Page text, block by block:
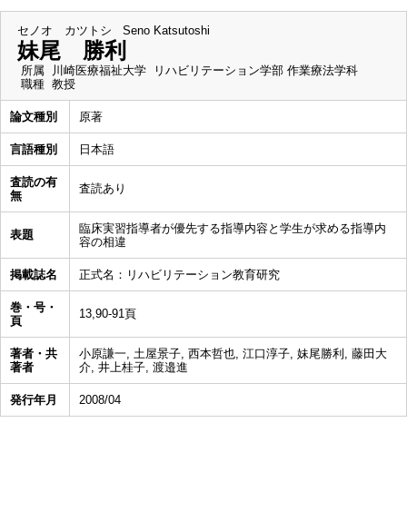
セノオ カツトシ Seno Katsutoshi
妹尾 勝利
所属
川崎医療福祉大学 リハビリテーション学部 作業療法学科
職種 教授
論文種別 原著
言語種別 日本語
査読の有
無
査読あり
表題
臨床実習指導者が優先する指導内容と学生が求める指導内
容の相違
掲載誌名 正式名：リハビリテーション教育研究
巻・号・
頁
13,90-91頁
著者・共
著者
小原謙一, 土屋景子, 西本哲也, 江口淳子, 妹尾勝利, 藤田大
介, 井上桂子, 渡邉進
発行年月 2008/04